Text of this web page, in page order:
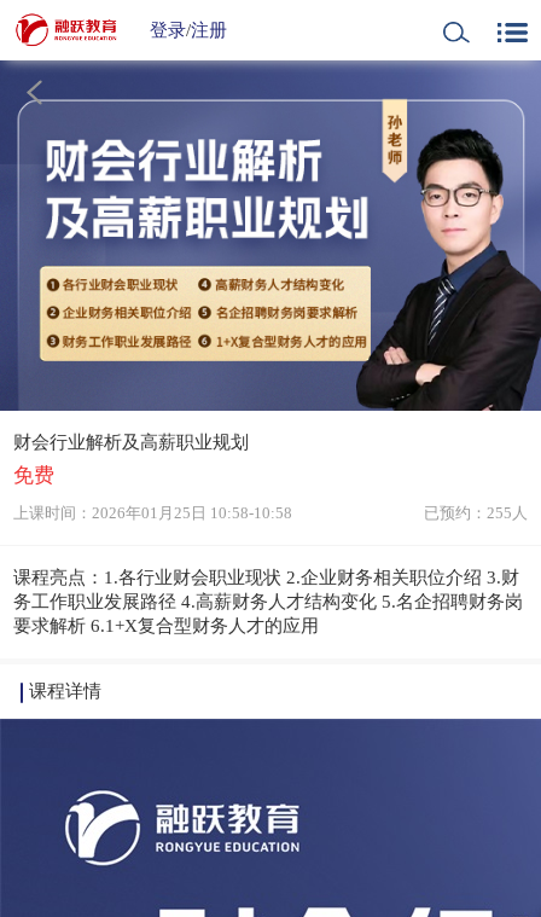
登录/注册
财会行业解析及高薪职业规划
免费
上课时间：2026年01月25日 10:58-10:58 已预约：255人
课程亮点： 1.各行业财会职业现状 2.企业财务相关职位介绍 3.财
务工作职业发展路径 4.高薪财务人才结构变化 5.名企招聘财务岗
要求解析 6.1+X复合型财务人才的应用
课程详情